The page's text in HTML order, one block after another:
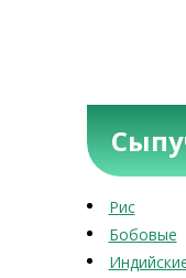
Рис
Бобовые